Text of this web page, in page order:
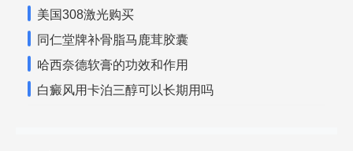
美国308激光购买
同仁堂牌补骨脂马鹿茸胶囊
哈西奈德软膏的功效和作用
白癜风用卡泊三醇可以长期用吗